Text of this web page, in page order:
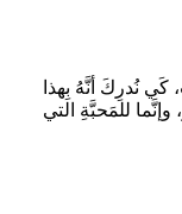
كَي نُدرِكَ أنَّهُ بِهذا
للمَحبَّةِ التي